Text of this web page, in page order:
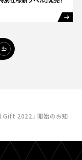
Gift 2022｣ 開始のお知